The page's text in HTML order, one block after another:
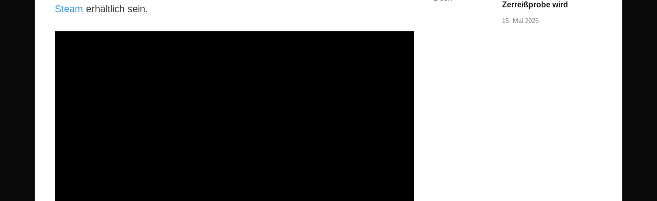
Steam erhältlich sein.
Zerreißprobe wird
15. Mai 2026